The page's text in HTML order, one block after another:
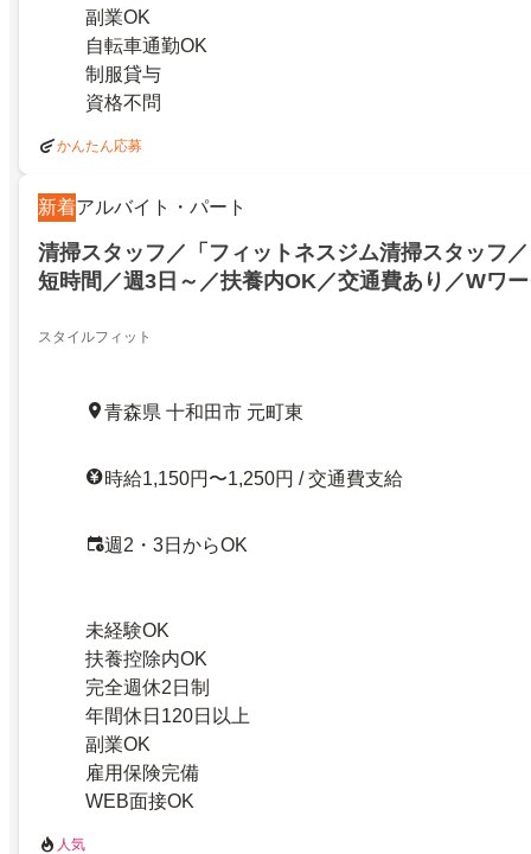
副業OK
自転車通勤OK
制服貸与
資格不問
かんたん応募
新着アルバイト・パート
清掃スタッフ／「フィットネスジム清掃スタッフ
短時間／週3日～／扶養内OK／交通費あり／Wワ
スタイルフィット
青森県 十和田市 元町東
時給1,150円〜1,250円 / 交通費支給
週2・3日からOK
未経験OK
扶養控除内OK
完全週休2日制
年間休日120日以上
副業OK
雇用保険完備
WEB面接OK
人気